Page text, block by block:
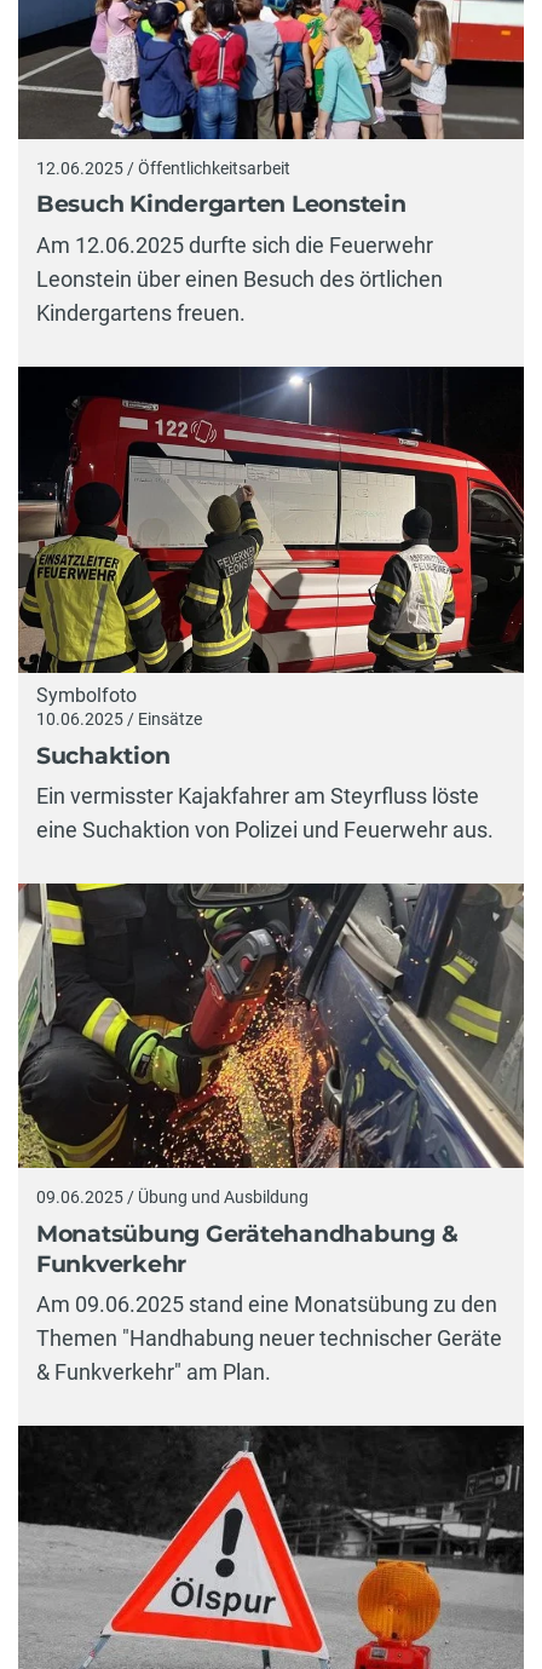
12.06.2025 / Öffentlichkeitsarbeit
Besuch Kindergarten Leonstein
Am 12.06.2025 durfte sich die Feuerwehr
Leonstein über einen Besuch des örtlichen
Kindergartens freuen.
Symbolfoto
10.06.2025 / Einsätze
Suchaktion
Ein vermisster Kajakfahrer am Steyrfluss löste
eine Suchaktion von Polizei und Feuerwehr aus.
09.06.2025 / Übung und Ausbildung
Monatsübung Gerätehandhabung &
Funkverkehr
Am 09.06.2025 stand eine Monatsübung zu den
Themen "Handhabung neuer technischer Geräte
& Funkverkehr" am Plan.